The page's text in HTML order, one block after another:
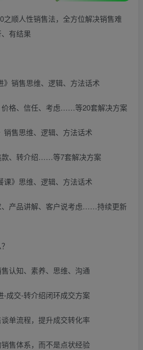
之顺人性销售法，全方位解决销售难
有结果
》销售思维、逻辑、方法话术
价格、信任、考虑……等20套解决方案
销售思维、逻辑、方法话术
款、转介绍……等7套解决方案
课》思维、逻辑、方法话术
、产品讲解、客户说考虑……持续更新
认知、素养、思维、沟通
-成交-转介绍闭环成交方案
单流程，提升成交转化率
售体系，而不是点状经验